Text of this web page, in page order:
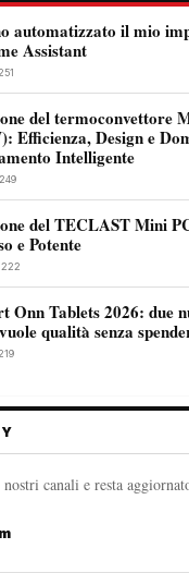
automatizzato il mio
Assistant
del termoconvettore
Efficienza, Design e
Intelligente
del TECLAST Mini
e Potente
Onn Tablets 2026: due
qualità senza
canali e resta